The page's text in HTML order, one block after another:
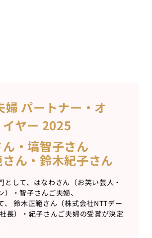
婦 パートナー・オ
ヤー 2025
・塙智子さん
ん・鈴木紀子さん
として、はなわさん（お笑い芸人・
）・智子さんご夫婦、
、 鈴木正範さん（株式会社NTTデー
長）・紀子さんご夫婦の受賞が決定